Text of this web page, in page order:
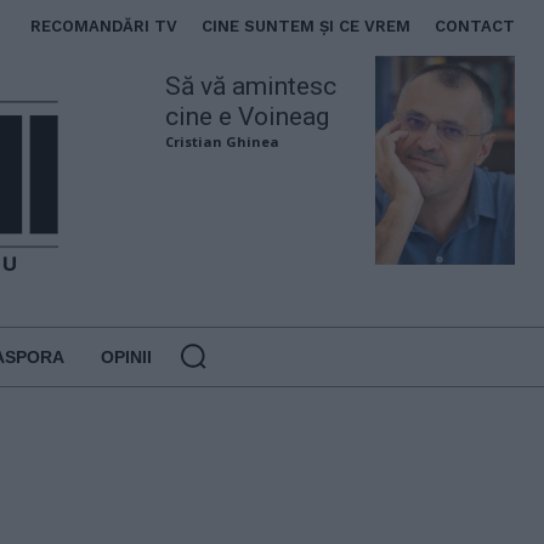
RECOMANDĂRI TV CINE SUNTEM ȘI CE VREM CONTACT
Să vă amintesc
cine e Voineag
Cristian Ghinea
OPINII